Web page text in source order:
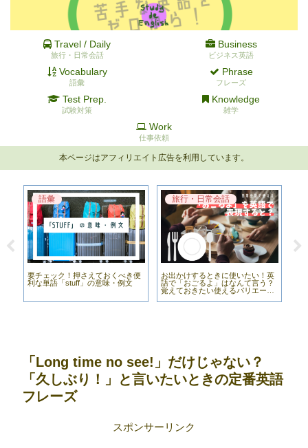
Travel / Daily
旅行・日常会話
Business
ビジネス英語
Vocabulary
語彙
Phrase
フレーズ
Test Prep.
試験対策
Knowledge
雑学
Work
仕事依頼
本ページはアフィリエイト広告を利用しています。
語彙
要チェック！押さえておくべき便
利な単語「stuff」の意味・例文
旅行・日常会話
お出かけするときに使いたい！英
語で「おごるよ」はなんて言う？
覚えておきたい使えるバリエーシ
「Long time no see!」だけじゃない？
「久しぶり！」と言いたいときの定番英語
フレーズ
スポンサーリンク